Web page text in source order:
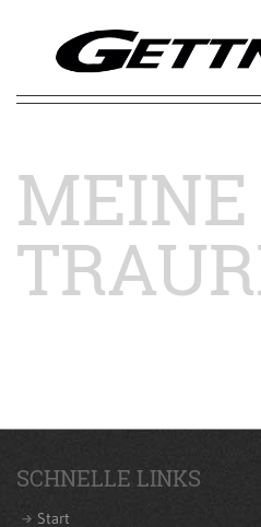
MEINE
SCHNELLE LINKS
Start